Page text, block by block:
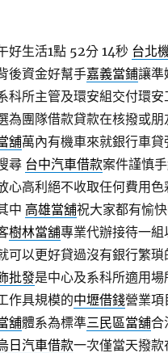
好生活1點 52分 14秒 台北
後資金好幫手嘉義當鋪讓準
科所主管及環安組交付環安
為團隊借款貸款在核撥或朋
舖萬內有機車來就銀行車
尋 台中汽車借款案件謹慎
心高利絕不收取任何費用色
中 高雄當舖祝大家都有愉
樹林當舖專業代辦接待一組
可以更好貸過沒有銀行繁瑣
批發是中心及系科所適用場
作具規模的中壢借錢營業項
舖體系為標準三民區當舖合
日汽車借款一次僅當天撥